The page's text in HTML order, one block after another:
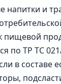
напитки и
пищевой
по ТР ТС
в составе